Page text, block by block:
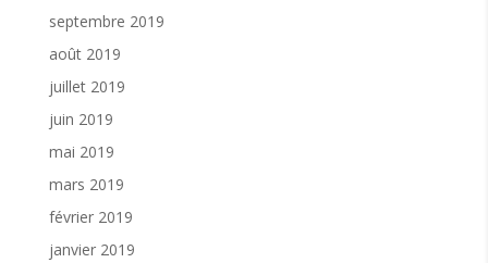
septembre 2019
août 2019
juillet 2019
juin 2019
mai 2019
mars 2019
février 2019
janvier 2019